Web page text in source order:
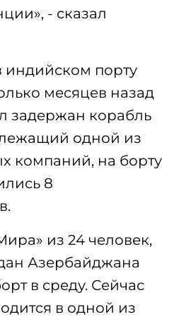
- сказал
индийском порту
месяцев назад
задержан корабль
одной из
компаний, на борту
8
из 24 человек,
Азербайджана
в среду. Сейчас
в одной из